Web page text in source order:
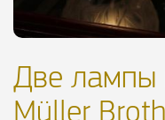
Две лампы
Müller